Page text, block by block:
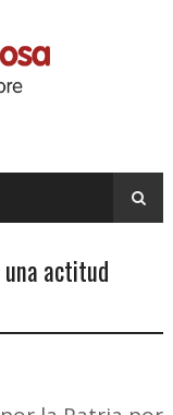
actitud